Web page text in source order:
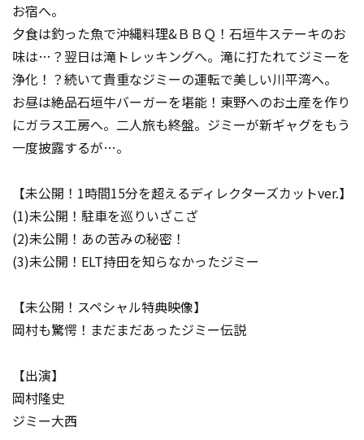
お宿へ。
夕食は釣った魚で沖縄料理&ＢＢＱ！石垣牛ステーキのお
味は…？翌日は滝トレッキングへ。滝に打たれてジミーを
浄化！？続いて貴重なジミーの運転で美しい川平湾へ。
お昼は絶品石垣牛バーガーを堪能！東野へのお土産を作り
にガラス工房へ。二人旅も終盤。ジミーが新ギャグをもう
一度披露するが…。
【未公開！1時間15分を超えるディレクターズカットver.】
(1)未公開！駐車を巡りいざこざ
(2)未公開！あの苦みの秘密！
(3)未公開！ELT持田を知らなかったジミー
【未公開！スペシャル特典映像】
岡村も驚愕！まだまだあったジミー伝説
【出演】
岡村隆史
ジミー大西